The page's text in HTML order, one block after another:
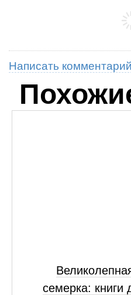
Написать комментарий
семерка: книги